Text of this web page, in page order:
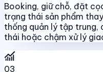
Booking, giữ chỗ, đặt
trạng thái sản phẩm
thống quản lý tập trung,
thái hoặc chậm xử lý
03